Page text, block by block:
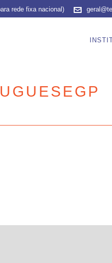
rede fixa nacional)